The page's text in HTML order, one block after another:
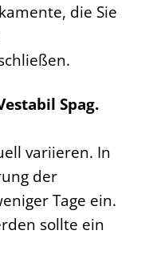
die Sie
Spag.
variieren. In
der
Tage ein.
sollte ein